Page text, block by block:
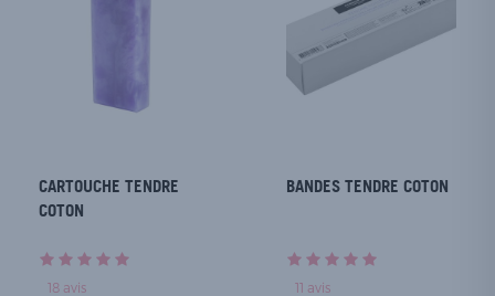
CARTOUCHE TENDRE
COTON
18 avis
BANDES TENDRE COTON
11 avis